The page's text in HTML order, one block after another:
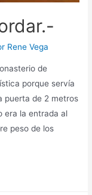
Rene Vega
de
porque servía
puerta de 2 metros
era la entrada al
peso de los